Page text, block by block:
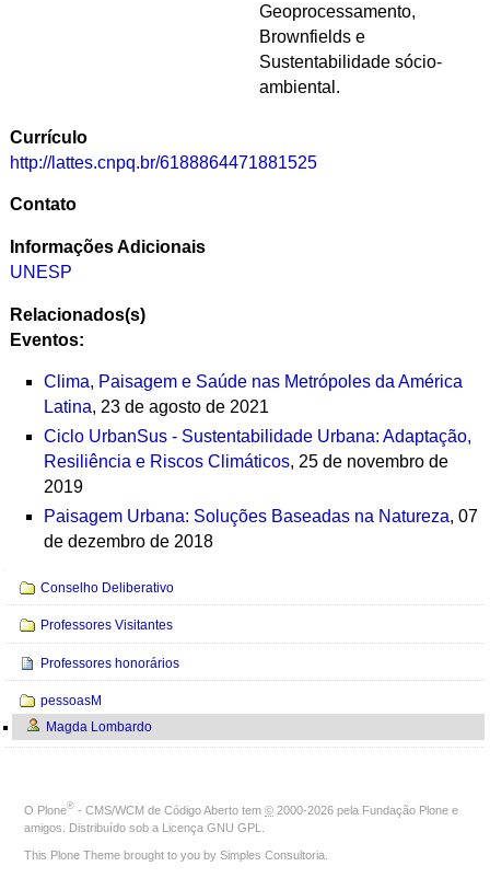
Geoprocessamento,
Brownfields e
Sustentabilidade sócio-
ambiental.
Currículo
http://lattes.cnpq.br/6188864471881525
Contato
Informações Adicionais
UNESP
Relacionados(s)
Eventos:
Clima, Paisagem e Saúde nas Metrópoles da América
Latina, 23 de agosto de 2021
Ciclo UrbanSus - Sustentabilidade Urbana: Adaptação,
Resiliência e Riscos Climáticos, 25 de novembro de
2019
Paisagem Urbana: Soluções Baseadas na Natureza, 07
de dezembro de 2018
Conselho Deliberativo
Professores Visitantes
Professores honorários
pessoasM
Magda Lombardo
O Plone® - CMS/WCM de Código Aberto tem © 2000-2026 pela Fundação Plone e
amigos. Distribuído sob a Licença GNU GPL
This Plone Theme brought to you by Simples Consultoria